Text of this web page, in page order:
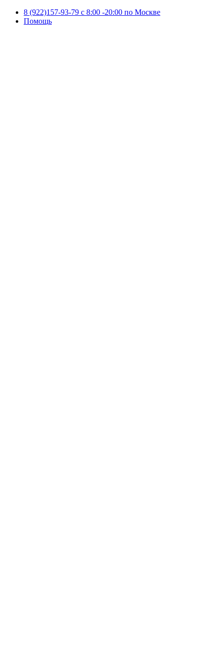
8 (922)157-93-79 c 8:00 -20:00 по Москве
Помощь